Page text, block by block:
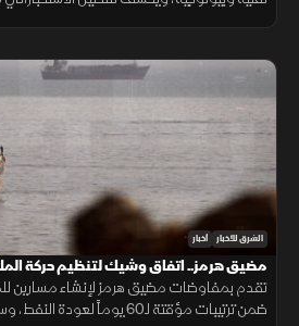
الشرق للأخبار أخبار
مضيق هرمز.. اتفاق وشيك لتنظيم حركة
تقدم بمفاوضات مضيق هرمز لإنشاء مسارين
ضمن ترتيبات مؤقتة لـ60 يوماً